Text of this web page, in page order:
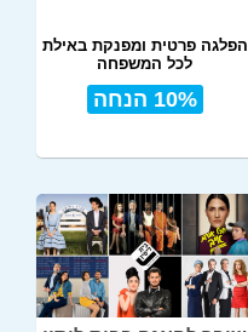
הפלגה פרטית ומפנקת באילת
לכל המשפחה
10% הנחה